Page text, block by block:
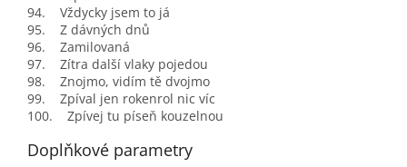
94. Vždycky jsem to já
95. Z dávných dnů
96. Zamilovaná
97. Zítra další vlaky pojedou
98. Znojmo, vidím tě dvojmo
99. Zpíval jen rokenrol nic víc
100. Zpívej tu píseň kouzelnou
Doplňkové parametry